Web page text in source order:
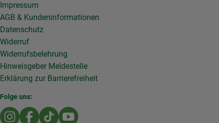
Impressum
AGB & Kundeninformationen
Datenschutz
Widerruf
Widerrufsbelehrung
Hinweisgeber Meldestelle
Erklärung zur Barrierefreiheit
Folge uns:
Externer Link zu https://www.instagram.com/
Externer Link zu https://www.facebook.com/
Externer Link zu https://www.tiktok.com/
Externer Link zu https://